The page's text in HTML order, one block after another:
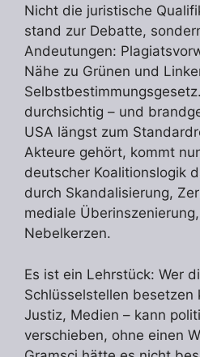
Nicht die juristische
stand zur Debatte,
Andeutungen:
Nähe zu Grünen und
durchsichtig – und
USA längst zum
Akteure gehört, kommt
deutscher Koalitionslogik
durch Skandalisierung,
mediale
Nebelkerzen.
Es ist ein Lehrstück: Wer
Schlüsselstellen besetzen
Justiz, Medien – kann
verschieben, ohne einen